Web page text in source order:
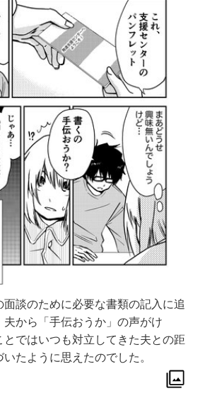
談のために必要な書類の記入に追
夫から「手伝おうか」の声がけ
ではいつも対立してきた夫との距
たように思えたのでした。